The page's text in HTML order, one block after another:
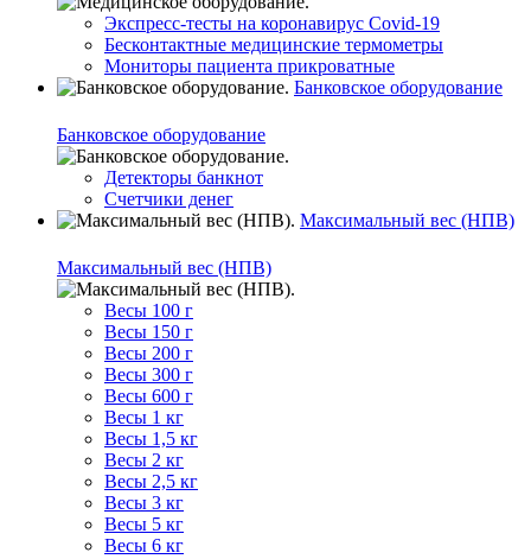
Экспресс-тесты на коронавирус Covid-19
Бесконтактные медицинские термометры
Мониторы пациента прикроватные
Банковское оборудование
Банковское оборудование
Детекторы банкнот
Счетчики денег
Максимальный вес (НПВ)
Максимальный вес (НПВ)
Весы 100 г
Весы 150 г
Весы 200 г
Весы 300 г
Весы 600 г
Весы 1 кг
Весы 1,5 кг
Весы 2 кг
Весы 2,5 кг
Весы 3 кг
Весы 5 кг
Весы 6 кг